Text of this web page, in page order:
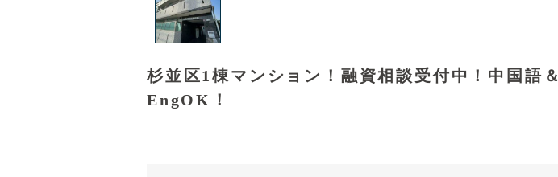
杉並区1棟マンション！融資相談受付中！中国語＆
EngOK！